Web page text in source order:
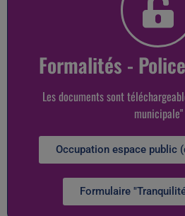
Formalités -
Les documents sont
municipale"
Occupation espace public
Formulaire